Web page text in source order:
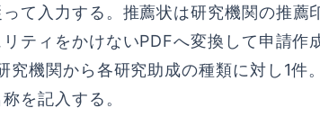
て入力する。推薦状は研究機関の推薦
リティをかけないPDFへ変換して申請作
究機関から各研究助成の種類に対し1件
を記入する。